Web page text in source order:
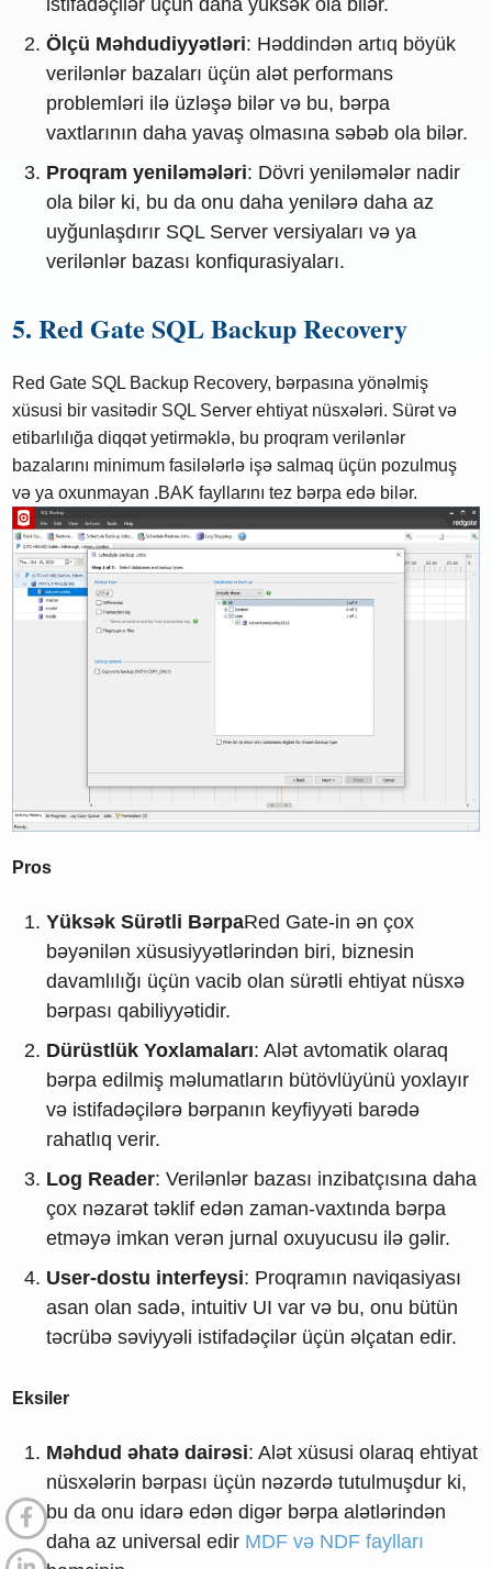
istifadəçilər üçün daha yüksək ola bilər.
Ölçü Məhdudiyyətləri: Həddindən artıq böyük
verilənlər bazaları üçün alət performans
problemləri ilə üzləşə bilər və bu, bərpa
vaxtlarının daha yavaş olmasına səbəb ola bilər.
Proqram yeniləmələri: Dövri yeniləmələr nadir
ola bilər ki, bu da onu daha yenilərə daha az
uyğunlaşdırır SQL Server versiyaları və ya
verilənlər bazası konfiqurasiyaları.
5. Red Gate SQL Backup Recovery
Red Gate SQL Backup Recovery, bərpasına yönəlmiş
xüsusi bir vasitədir SQL Server ehtiyat nüsxələri. Sürət və
etibarlılığa diqqət yetirməklə, bu proqram verilənlər
bazalarını minimum fasilələrlə işə salmaq üçün pozulmuş
və ya oxunmayan .BAK fayllarını tez bərpa edə bilər.
Pros
Yüksək Sürətli BərpaRed Gate-in ən çox
bəyənilən xüsusiyyətlərindən biri, biznesin
davamlılığı üçün vacib olan sürətli ehtiyat nüsxə
bərpası qabiliyyətidir.
Dürüstlük Yoxlamaları: Alət avtomatik olaraq
bərpa edilmiş məlumatların bütövlüyünü yoxlayır
və istifadəçilərə bərpanın keyfiyyəti barədə
rahatlıq verir.
Log Reader: Verilənlər bazası inzibatçısına daha
çox nəzarət təklif edən zaman-vaxtında bərpa
etməyə imkan verən jurnal oxuyucusu ilə gəlir.
User-dostu interfeysi: Proqramın naviqasiyası
asan olan sadə, intuitiv UI var və bu, onu bütün
təcrübə səviyyəli istifadəçilər üçün əlçatan edir.
Eksiler
Məhdud əhatə dairəsi: Alət xüsusi olaraq ehtiyat
nüsxələrin bərpası üçün nəzərdə tutulmuşdur ki,
bu da onu idarə edən digər bərpa alətlərindən
daha az universal edir MDF və NDF faylları